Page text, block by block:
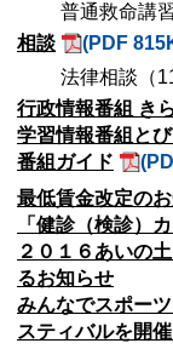
普通救命講
相談
(PDF
法律相談（
行政情報番組 き
学習情報番組と
番組ガイド
最低賃金改定の
「健診（検診）
２０１６あいの
るお知らせ
みんなでスポー
スティバルを開